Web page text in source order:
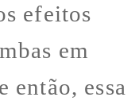
efeitos
em
então, essa